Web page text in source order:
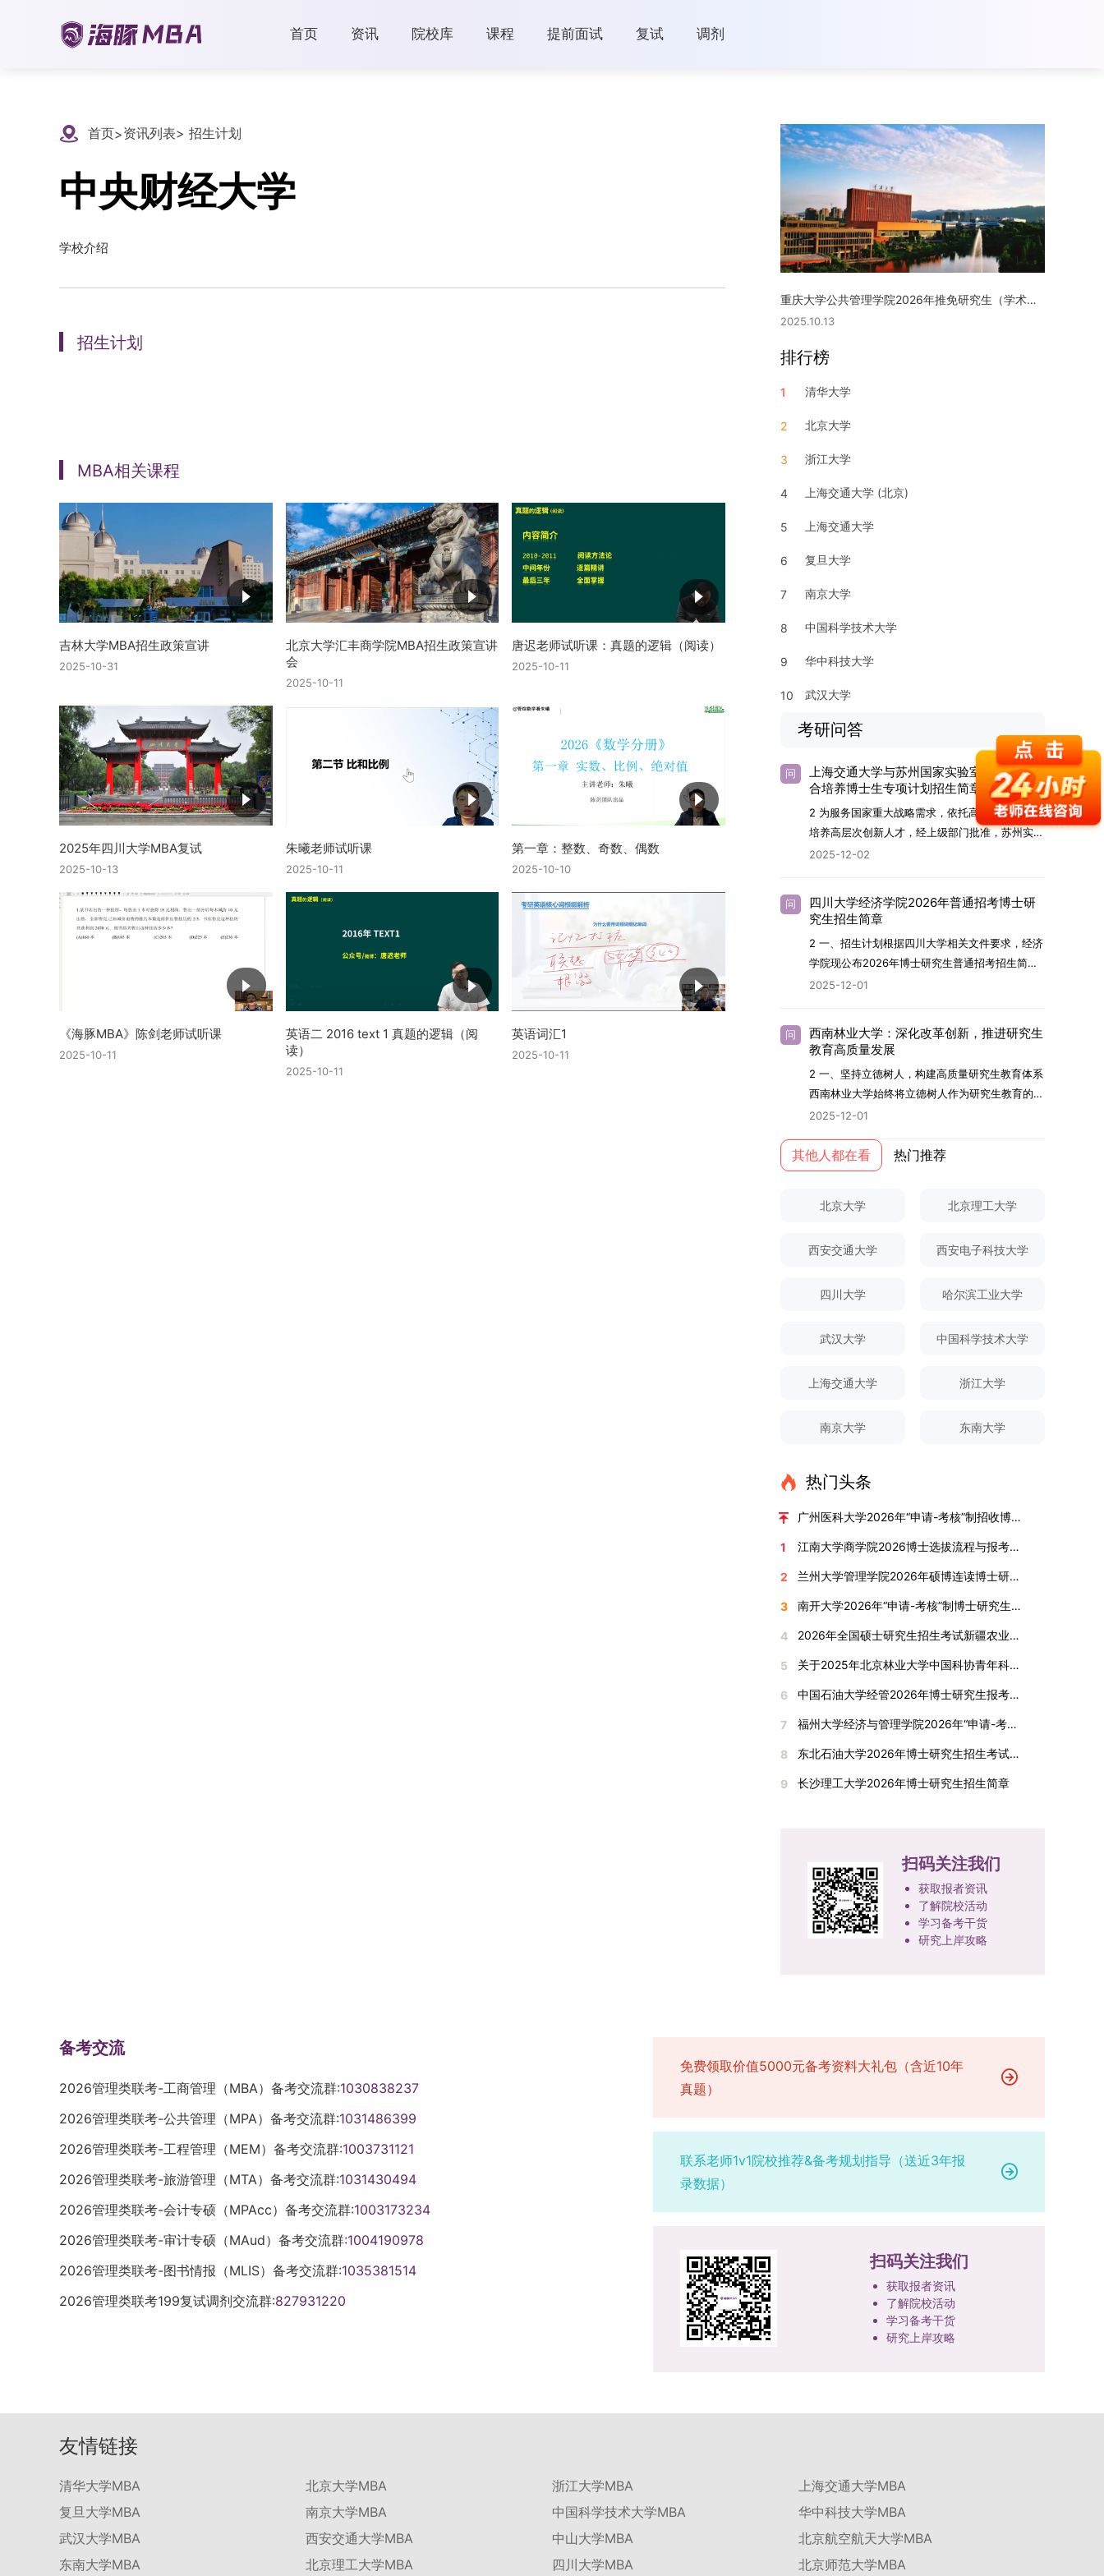
首页 资讯 院校库 课程 提前面试 复试 调剂
首页>资讯列表> 招生计划
中央财经大学
学校介绍
招生计划
MBA相关课程
吉林大学MBA招生政策宣讲
2025-10-31
北京大学汇丰商学院MBA招生政策宣讲
会
2025-10-11
唐迟老师试听课：真题的逻辑（阅读）
2025-10-11
2025年四川大学MBA复试
2025-10-13
朱曦老师试听课
2025-10-11
第一章：整数、奇数、偶数
2025-10-10
《海豚MBA》陈剑老师试听课
2025-10-11
英语二 2016 text 1 真题的逻辑（阅
读）
2025-10-11
英语词汇1
2025-10-11
重庆大学公共管理学院2026年推免研究生（学术型硕士）复试实施细则
2025.10.13
排行榜
1 清华大学
2 北京大学
3 浙江大学
4 上海交通大学 (北京)
5 上海交通大学
6 复旦大学
7 南京大学
8 中国科学技术大学
9 华中科技大学
10 武汉大学
考研问答
问
上海交通大学与苏州国家实验室2026年联
合培养博士生专项计划招生简章
2 为服务国家重大战略需求，依托高水平科研平台
培养高层次创新人才，经上级部门批准，苏州实验
室（全称“苏州国家实验室”）与上海交通大学将于
学科领域进行深度培养。相关招生政策及安排说明
展方向，培育具备科学家素养、创新精神与科研能
力，系统掌握学科前沿知识，能胜任高水平科学研
究与技术开发工作的未来领军人才。二、招生安排
（0805）、化学（0703）、电子科学与技术
（0809）、材料与化工（0856）、机械
（0855）、电子信息（0854）等相关专业。
（二）招生名额2026年度具体招生规模以国家最
（三）选拔途径共设置三种选拔方式，包括本科直
博、硕博连读与申请-考核制，将根据考生综合素
就业博士研究生。三、培养模式与学位管理（一）
基本修业年限按该校研究生学籍管理办法执行。
定年限内达到上海交通大学毕业及学位授予要求
予博士学位。四、项目特色与支持条件（一）高水
料领域大科学装置与人工智能辅助研发平台，获得
学术指导，并支持参与国际化学术交流。（三）优
助，保障学生潜心学业与研究。（四）畅通发展渠
道在培养过程中表现优异者，毕业后可优先获得苏
程（一）基本申请条件不同选拔方式的申请者需满
足相应规定：本科直博生须符合上海交通大学推荐
请者应满足当年度上海交通大学博士研究生招生的
基本条件及各学院补充规定。（二）报名方式所有
达成一致后进行网上报名：本科直博生须按规定时
间登录国家推荐免试服务系统完成志愿填报。硕博
网报名系统，选择“国家实验室联培专项”，并选定
名录内交大导师。（三）报名时间节点本科直博生
报考学院通知为准。（四）材料提交申请人须按学
校及报考学院要求，如实提交全部申请材料并完成
线上报名程序。六、考核与录取考核工作由上海交
通大学相关学院与苏州实验室联合组织，具体考核
形式、内容及流程以学院后续公布的方案为准。录
（三）住宿安排课程学习阶段由学校协调住宿；进
士研究生招生章程及相关细则执行。相关推荐：上
海市复旦大学MBA 华东理工大学MBA 浙江省
2025-12-02
问
四川大学经济学院2026年普通招考博士研
究生招生简章
2 一、招生计划根据四川大学相关文件要求，经济
学院现公布2026年博士研究生普通招考招生简
章。2026年，学院博士研究生招生全面实行“申
经济学院2026年博士生招生专业目录》。实际录
情况进行适当调整。除国家专项计划外，我院招收
定向就业考生的比例原则上不超过总计划的5%。
全日制定向就业考生在基本修业年限内须全脱产在
校学习。二、报考流程（一）报名资格1.申请人应
拥护中国共产党的领导，品德良好，遵纪守法，身
生章程》中列出的各项基本条件。2.具备较强的科
需与报考专业相关，其中一份必须由报考导师出
符合以下两项要求：①以第一作者身份在报考学
为B级（期刊等级依据《四川大学哲学社会科学期
成人获得省部级二等奖及以上科研成果奖励（以证
在网上进行，时间为2025年11月27日上午9:00至
读学校及学院发布的招生章程、简章及专业目录，
弃。（三）申请材料提交符合报考条件的考生，需
整理申请材料，确保材料齐全、顺序正确。所有纸
质申请材料及自查表须于2025年12月22日上午
示：材料送达时间以签收时间为准，逾期不予受
理；建议选择可靠快递方式邮寄；请严格对照材料
弄虚作假者，资格审查将不予通过。所有提交材料
不予退还。考生须对报名信息的真实性和准确性负
改，须在报名截止前重新填报。三、选拔与录取1.
资格审查学院将依据网上报名信息及寄达的申请材
及缴费情况。审查结果预计于2025年12月下旬在
学院将根据材料评议成绩及招生计划，确定进入复
试的考生名单。同等学力报考者须参加学校统一组
织的政治理论考试，具体时间地点另行通知，成绩
合格线为60分。非同等学力考生无需参加。3.复
试安排复试环节将对考生的思想品德、专业素养、
个人科研经历、研究成果及博士阶段研究设想等。
复试成绩按百分制计算，笔试与面试成绩各占
课程，考试形式为笔试，具体科目见复试通知。4.
表现材料进行复核。考核不合格者不予录取。四、
录取办法1.考生总成绩由材料评议成绩和复试成绩
加权得出，具体计算公式为：总成绩 = 材料评议
成绩 × 50% + 复试成绩 × 50%。2.录取工作坚
持“全面衡量、择优录取、保证质量、宁缺毋滥”原
院将向合格考生寄发录取通知书。
2025-12-01
问
西南林业大学：深化改革创新，推进研究生
教育高质量发展
2 一、坚持立德树人，构建高质量研究生教育体系
西南林业大学始终将立德树人作为研究生教育的根
本任务，积极响应“教育强国，研究生教育何为”的
党建引领研究生思想政治教育，修订并印发了《研
究生导师立德树人职责实施细则（2025年修
才兼备、科技报国的远大志向，增强社会责任感和
合。同时，学校制定《关于进一步加强研究生教育
诚信与学术道德教育，弘扬科学精神。学校坚
心，将思想政治教育贯穿研究生培养全过程。通过
生成长中的关键角色，推动形成以德为先、科研报
环境。（二）完善“五育并举”育人机制学校系统推
全面发展的育人体系。通过课程教学、科研训练、
社会实践等多种途径，提升研究生的综合素质，培
人。二、优化招生与学科结构，服务国家战略需求
西南林业大学主动对接国家重大战略和区域发展需
育服务经济社会发展的能力。目前，学校拥有4个
一级学科博士点、1个博士专业学位点，以及17个
五”期间，学校研究生规模实现显著增长，博士研
究生规模增长达211%。在招生宣传方面，学校构
招生宣传平台，持续推进招生模式改革。2024年
起全面推行“申请-考核”制博士招生，2025年进一
旺盛的学科倾斜；同时加快推进急需学科专业建
设，陆续开展“生物与医药”“低空技术与工程”等新
兴专业招生。学校还深化科教融合，单列专项招生
计划，与中国科学院昆明植物研究所、西双版纳热
带植物园等科研机构开展联合培养，探索跨学科、
撤销合并低效专业、加强社会急需学科建设，学校
不断优化学科结构。面向国家战略和产业需求，加
促进科研资源与人才培养深度融合，提升研究生的
科研创新能力与实践能力。三、深化培养模式改
专业学位研究生分类培养，优化前者课程体系的理
融合方面，学校出台《科技小院管理办法》《研究
生联合培养基地建设管理办法》等文件，明确产学
研一体化培养定位。目前已建成8个省级科技小
级优质课程近50门。2025年，学校专项投入60余
成果丰硕：2024年，研究生以第一作者发表的三
检索论文占比达91.55%；在“中国研究生创新实践
大赛”等赛事中，获国家级奖项30余项、省级奖项
校根据学术学位与专业学位不同定位，构建差异化
2025-12-01
其他人都在看 热门推荐
北京大学 北京理工大学
西安交通大学 西安电子科技大学
四川大学 哈尔滨工业大学
武汉大学 中国科学技术大学
上海交通大学 浙江大学
南京大学 东南大学
热门头条
广州医科大学2026年“申请-考核”制招收博士研究生报考公告
1 江南大学商学院2026博士选拔流程与报考条件汇总
2 兰州大学管理学院2026年硕博连读博士研究生招生“申请-考核”实施方案
3 南开大学2026年“申请-考核”制博士研究生招生录取工作实施细则
4 2026年全国硕士研究生招生考试新疆农业大学报考点网上确认公告
5 关于2025年北京林业大学中国科协青年科技人才培育工程博士生推荐工作的通知
6 中国石油大学经管2026年博士研究生报考通知
7 福州大学经济与管理学院2026年“申请-考核”制招收攻读博士学位研究生相关要求
8 东北石油大学2026年博士研究生招生考试实施细则
9 长沙理工大学2026年博士研究生招生简章
扫码关注我们
获取报者资讯
了解院校活动
学习备考干货
研究上岸攻略
备考交流
2026管理类联考-工商管理（MBA）备考交流群:1030838237
2026管理类联考-公共管理（MPA）备考交流群:1031486399
2026管理类联考-工程管理（MEM）备考交流群:1003731121
2026管理类联考-旅游管理（MTA）备考交流群:1031430494
2026管理类联考-会计专硕（MPAcc）备考交流群:1003173234
2026管理类联考-审计专硕（MAud）备考交流群:1004190978
2026管理类联考-图书情报（MLIS）备考交流群:1035381514
2026管理类联考199复试调剂交流群:827931220
免费领取价值5000元备考资料大礼包（含近10年
真题）
联系老师1v1院校推荐&备考规划指导（送近3年报
录数据）
扫码关注我们
获取报者资讯
了解院校活动
学习备考干货
研究上岸攻略
友情链接
清华大学MBA 北京大学MBA 浙江大学MBA
上海交通大学MBA
复旦大学MBA
南京大学MBA 中国科学技术大学MBA
华中科技大学MBA
武汉大学MBA
西安交通大学MBA 中山大学MBA
北京航空航天大学MBA
东南大学MBA
北京理工大学MBA 四川大学MBA 北京师范大学MBA